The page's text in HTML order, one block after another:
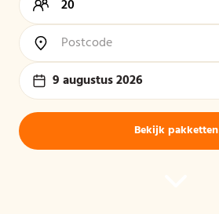
9 augustus 2026
Bekijk pakketten